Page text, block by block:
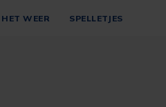
HET WEER SPELLETJES